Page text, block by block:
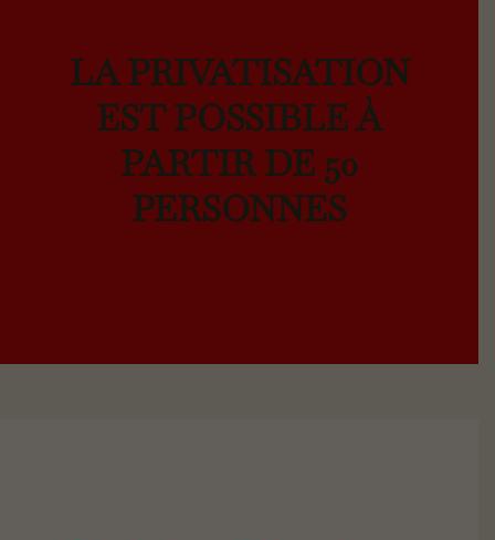
LA PRIVATISATION
EST POSSIBLE À
PARTIR DE 50
PERSONNES